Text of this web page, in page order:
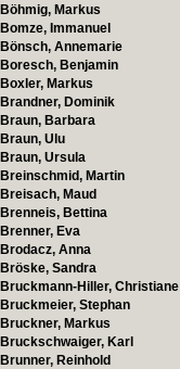
Böhmig, Markus
Bomze, Immanuel
Bönsch, Annemarie
Boresch, Benjamin
Boxler, Markus
Brandner, Dominik
Braun, Barbara
Braun, Ulu
Braun, Ursula
Breinschmid, Martin
Breisach, Maud
Brenneis, Bettina
Brenner, Eva
Brodacz, Anna
Bröske, Sandra
Bruckmann-Hiller, Christiane
Bruckmeier, Stephan
Bruckner, Markus
Bruckschwaiger, Karl
Brunner, Reinhold